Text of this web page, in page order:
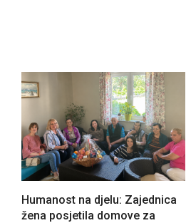
Humanost na djelu: Zajednica
žena posjetila domove za